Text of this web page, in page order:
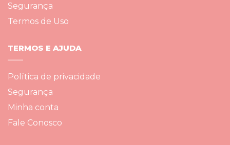
Segurança
Termos de Uso
TERMOS E AJUDA
Política de privacidade
Segurança
Minha conta
Fale Conosco